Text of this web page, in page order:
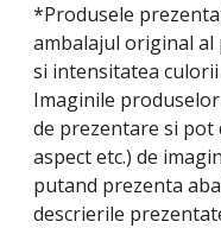
*Produsele
ambalajul original
si intensitatea
Imaginile
de prezentare si pot
aspect etc.) de
putand prezenta
descrierile